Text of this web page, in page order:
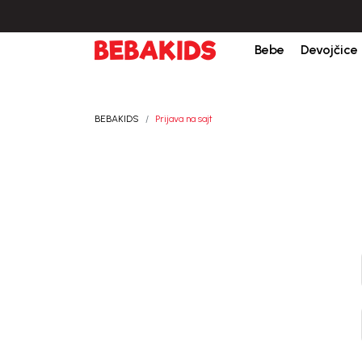
Bebe Devojčice
BEBAKIDS Prijava na sajt